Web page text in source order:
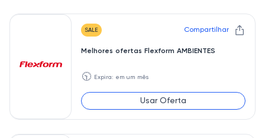
SALE Compartilhar
Melhores ofertas Flexform AMBIENTES
🕥 Expira: em um mês
Usar Oferta